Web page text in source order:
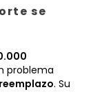
se
problema
. Su